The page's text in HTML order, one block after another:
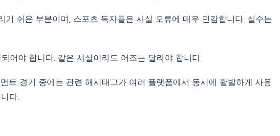
쉬운 부분이며, 스포츠 독자들은 사실 오류에 매우 민감합니다. 실수는
어야 합니다. 같은 사실이라도 어조는 달라야 합니다.
트 경기 중에는 관련 해시태그가 여러 플랫폼에서 동시에 활발하게 사용
다.